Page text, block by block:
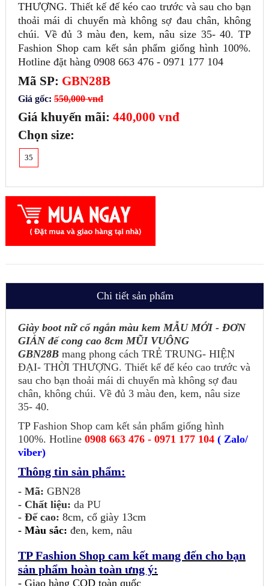
THƯỢNG. Thiết kế đế kéo cao trước và sau cho bạn
thoải mái di chuyển mà không sợ đau chân, không
chúi. Về đủ 3 màu đen, kem, nâu size 35- 40. TP
Fashion Shop cam kết sản phẩm giống hình 100%.
Hotline đặt hàng 0908 663 476 - 0971 177 104
Mã SP: GBN28B
Giá gốc: 550,000 vnđ
Giá khuyến mãi: 440,000 vnđ
Chọn size:
35
Chi tiết sản phẩm
Giày boot nữ cổ ngắn màu kem MẪU MỚI - ĐƠN
GIẢN đế cong cao 8cm MŨI VUÔNG
GBN28Bmang phong cách TRẺ TRUNG- HIỆN
ĐẠI- THỜI THƯỢNG. Thiết kế đế kéo cao trước và
sau cho bạn thoải mái di chuyển mà không sợ đau
chân, không chúi. Về đủ 3 màu đen, kem, nâu size
35- 40.
TP Fashion Shop cam kết sản phẩm giống hình
100%. Hotline 0908 663 476 - 0971 177 104 ( Zalo/
viber)
Thông tin sản phẩm:
- Mã: GBN28
- Chất liệu: da PU
- Đế cao: 8cm, cổ giày 13cm
- Màu sắc: đen, kem, nâu
TP Fashion Shop cam kết mang đến cho bạn
sản phẩm hoàn toàn ưng ý:
- Giao hàng COD toàn quốc